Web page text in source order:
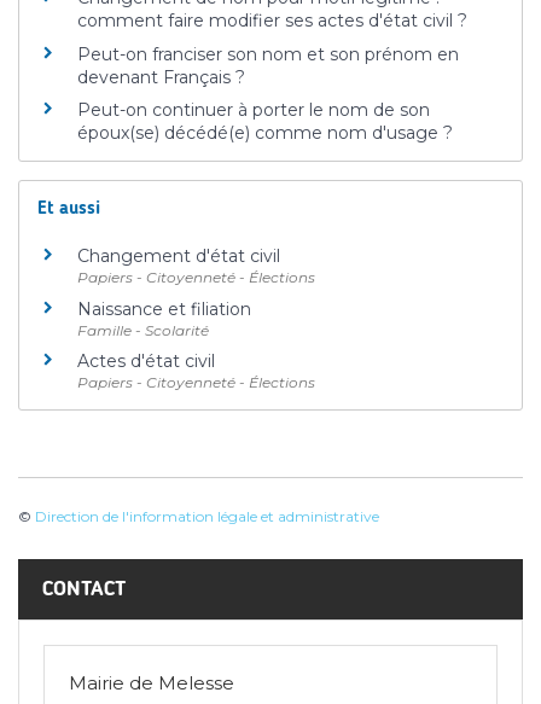
comment faire modifier ses actes d'état civil ?
Peut-on franciser son nom et son prénom en
devenant Français ?
Peut-on continuer à porter le nom de son
époux(se) décédé(e) comme nom d'usage ?
Et aussi
Changement d'état civil
Papiers - Citoyenneté - Élections
Naissance et filiation
Famille - Scolarité
Actes d'état civil
Papiers - Citoyenneté - Élections
© Direction de l'information légale et administrative
CONTACT
Mairie de Melesse